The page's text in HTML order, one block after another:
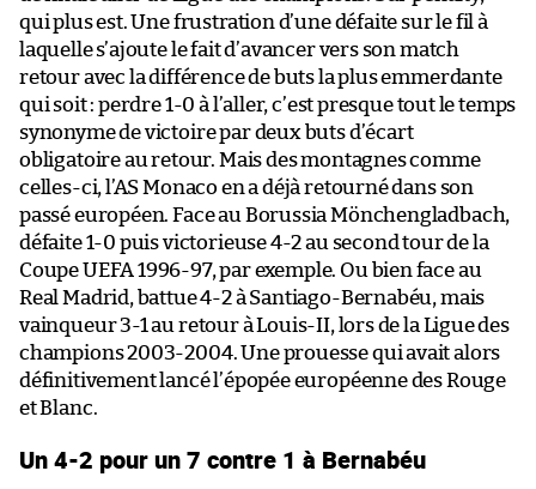
qui plus est. Une frustration d’une défaite sur le fil à
laquelle s’ajoute le fait d’avancer vers son match
retour avec la différence de buts la plus emmerdante
qui soit : perdre 1-0 à l’aller, c’est presque tout le temps
synonyme de victoire par deux buts d’écart
obligatoire au retour. Mais des montagnes comme
celles-ci, l’AS Monaco en a déjà retourné dans son
passé européen. Face au Borussia Mönchengladbach,
défaite 1-0 puis victorieuse 4-2 au second tour de la
Coupe UEFA 1996-97, par exemple. Ou bien face au
Real Madrid, battue 4-2 à Santiago-Bernabéu, mais
vainqueur 3-1 au retour à Louis-II, lors de la Ligue des
champions 2003-2004. Une prouesse qui avait alors
définitivement lancé l’épopée européenne des Rouge
et Blanc.
Un 4-2 pour un 7 contre 1 à Bernabéu